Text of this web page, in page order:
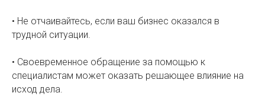
• Не отчаивайтесь, если ваш бизнес оказался в
трудной ситуации.
• Своевременное обращение за помощью к
специалистам может оказать решающее влияние на
исход дела.